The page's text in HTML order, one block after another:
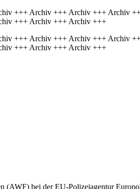
+++ Archiv +++ Archiv +++ Archiv
+++ Archiv +++ Archiv +++
+++ Archiv +++ Archiv +++ Archiv
+++ Archiv +++ Archiv +++
(AWF) bei der EU-Polizeiagentur